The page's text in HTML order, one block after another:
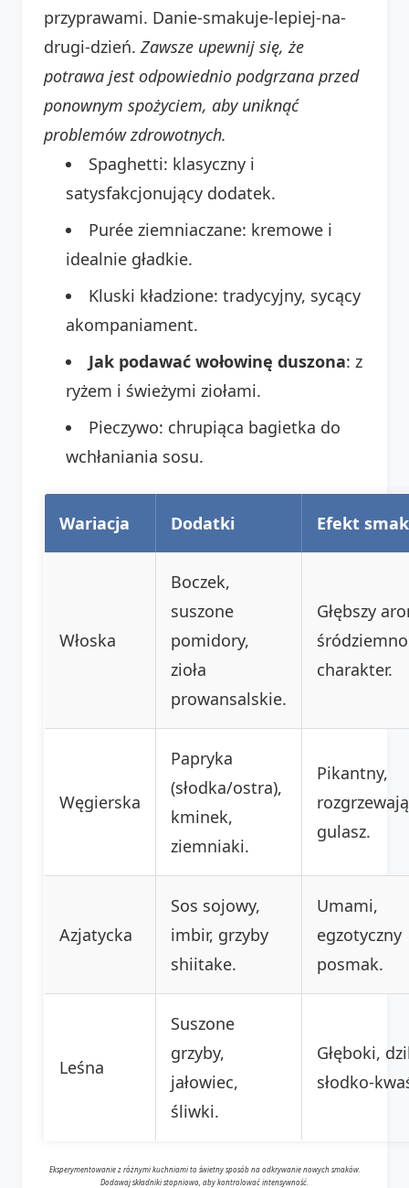
przyprawami. Danie-smakuje-lepiej-na-
drugi-dzień. Zawsze upewnij się, że
potrawa jest odpowiednio podgrzana przed
ponownym spożyciem, aby uniknąć
problemów zdrowotnych.
Spaghetti: klasyczny i
satysfakcjonujący dodatek.
Purée ziemniaczane: kremowe i
idealnie gładkie.
Kluski kładzione: tradycyjny, sycący
akompaniament.
Jak podawać wołowinę duszona: z
ryżem i świeżymi ziołami.
Pieczywo: chrupiąca bagietka do
wchłaniania sosu.
Wariacja Dodatki Efekt
Włoska
Boczek,
suszone
pomidory,
zioła
prowansalskie.
Głębszy
charakter.
Węgierska
Papryka
(słodka/ostra),
kminek,
ziemniaki.
Pikantny,
gulasz.
Azjatycka
Sos sojowy,
imbir, grzyby
shiitake.
Umami,
egzotyczny
posmak.
Leśna
Suszone
grzyby,
jałowiec,
śliwki.
Głęboki,
słodko-
Eksperymentowanie z różnymi kuchniami to świetny sposób na odkrywanie nowych smaków.
Dodawaj składniki stopniowo, aby kontrolować intensywność.